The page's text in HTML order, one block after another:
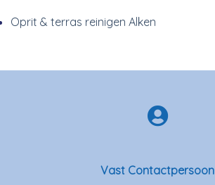
Oprit & terras reinigen Alken
Vast Contactpersoon